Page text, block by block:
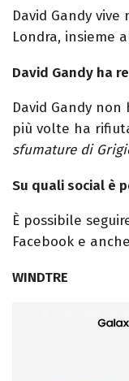
David Gandy vive
Londra, insieme
David Gandy ha
David Gandy non
più volte ha
sfumature di
Su quali social è
È possibile
Facebook e
WINDTRE